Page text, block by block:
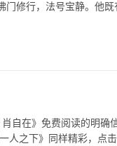
修行，法号宝静。他
自在》免费阅读的明确
之下》同样精彩，点